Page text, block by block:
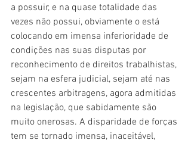
a possuir, e na quase totalidade das
vezes não possui, obviamente o está
colocando em imensa inferioridade de
condições nas suas disputas por
reconhecimento de direitos trabalhistas,
sejam na esfera judicial, sejam até nas
crescentes arbitragens, agora admitidas
na legislação, que sabidamente são
muito onerosas. A disparidade de forças
tem se tornado imensa, inaceitável,